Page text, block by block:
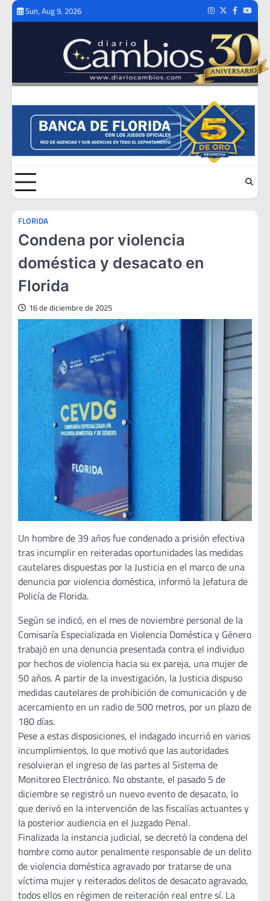
Skip
Sun, Aug 9, 2026 Instagram
TwitterFacebook
FLORIDA
Condena por violencia
doméstica y desacato en
Florida
16 de diciembre de 2025
Un hombre de 39 años fue condenado a prisión efectiva
tras incumplir en reiteradas oportunidades las medidas
cautelares dispuestas por la Justicia en el marco de una
denuncia por violencia doméstica, informó la Jefatura de
Policía de Florida.
Según se indicó, en el mes de noviembre personal de la
Comisaría Especializada en Violencia Doméstica y Género
trabajó en una denuncia presentada contra el individuo
por hechos de violencia hacia su ex pareja, una mujer de
50 años. A partir de la investigación, la Justicia dispuso
medidas cautelares de prohibición de comunicación y de
acercamiento en un radio de 500 metros, por un plazo de
180 días.
Pese a estas disposiciones, el indagado incurrió en varios
incumplimientos, lo que motivó que las autoridades
resolvieran el ingreso de las partes al Sistema de
Monitoreo Electrónico. No obstante, el pasado 5 de
diciembre se registró un nuevo evento de desacato, lo
que derivó en la intervención de las fiscalías actuantes y
la posterior audiencia en el Juzgado Penal.
Finalizada la instancia judicial, se decretó la condena del
hombre como autor penalmente responsable de un delito
de violencia doméstica agravado por tratarse de una
víctima mujer y reiterados delitos de desacato agravado,
todos ellos en régimen de reiteración real entre sí. La